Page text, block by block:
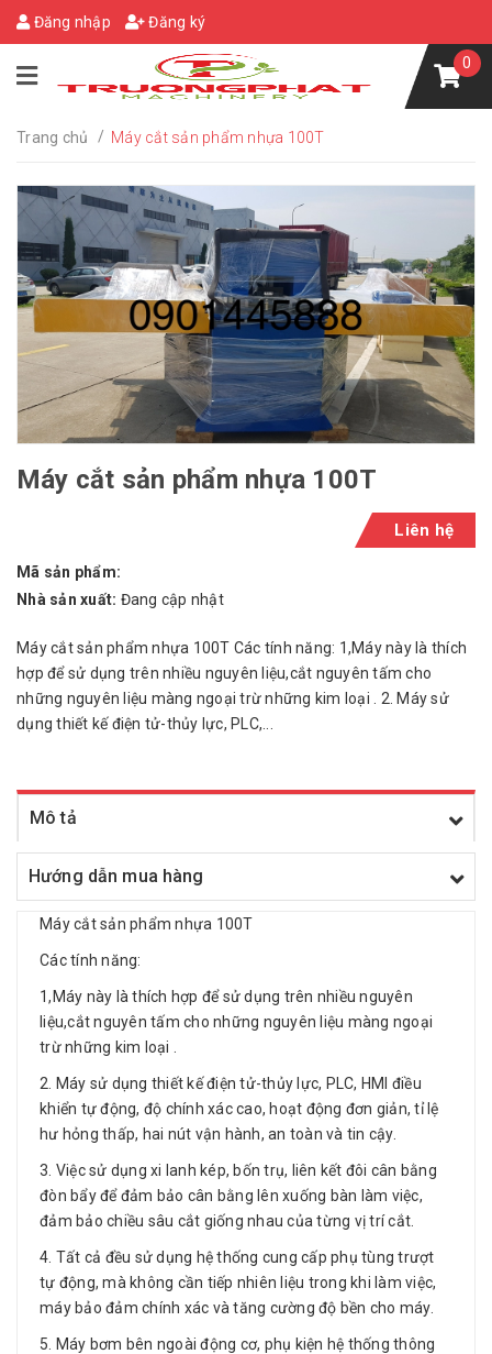
Đăng nhập Đăng ký
0
Trang chủ / Máy cắt sản phẩm nhựa 100T
Máy cắt sản phẩm nhựa 100T
Liên hệ
Mã sản phẩm:
Nhà sản xuất: Đang cập nhật
Máy cắt sản phẩm nhựa 100T Các tính năng: 1,Máy này là thích
hợp để sử dụng trên nhiều nguyên liệu,cắt nguyên tấm cho
những nguyên liệu màng ngoại trừ những kim loại . 2. Máy sử
dụng thiết kế điện tử-thủy lực, PLC,...
Mô tả
Hướng dẫn mua hàng
Máy cắt sản phẩm nhựa 100T
Các tính năng:
1,Máy này là thích hợp để sử dụng trên nhiều nguyên
liệu,cắt nguyên tấm cho những nguyên liệu màng ngoại
trừ những kim loại .
2. Máy sử dụng thiết kế điện tử-thủy lực, PLC, HMI điều
khiển tự động, độ chính xác cao, hoạt động đơn giản, tỉ lệ
hư hỏng thấp, hai nút vận hành, an toàn và tin cậy.
3. Việc sử dụng xi lanh kép, bốn trụ, liên kết đôi cân bằng
đòn bẩy để đảm bảo cân bằng lên xuống bàn làm việc,
đảm bảo chiều sâu cắt giống nhau của từng vị trí cắt.
4. Tất cả đều sử dụng hệ thống cung cấp phụ tùng trượt
tự động, mà không cần tiếp nhiên liệu trong khi làm việc,
máy bảo đảm chính xác và tăng cường độ bền cho máy.
5. Máy bơm bên ngoài động cơ, phụ kiện hệ thống thông